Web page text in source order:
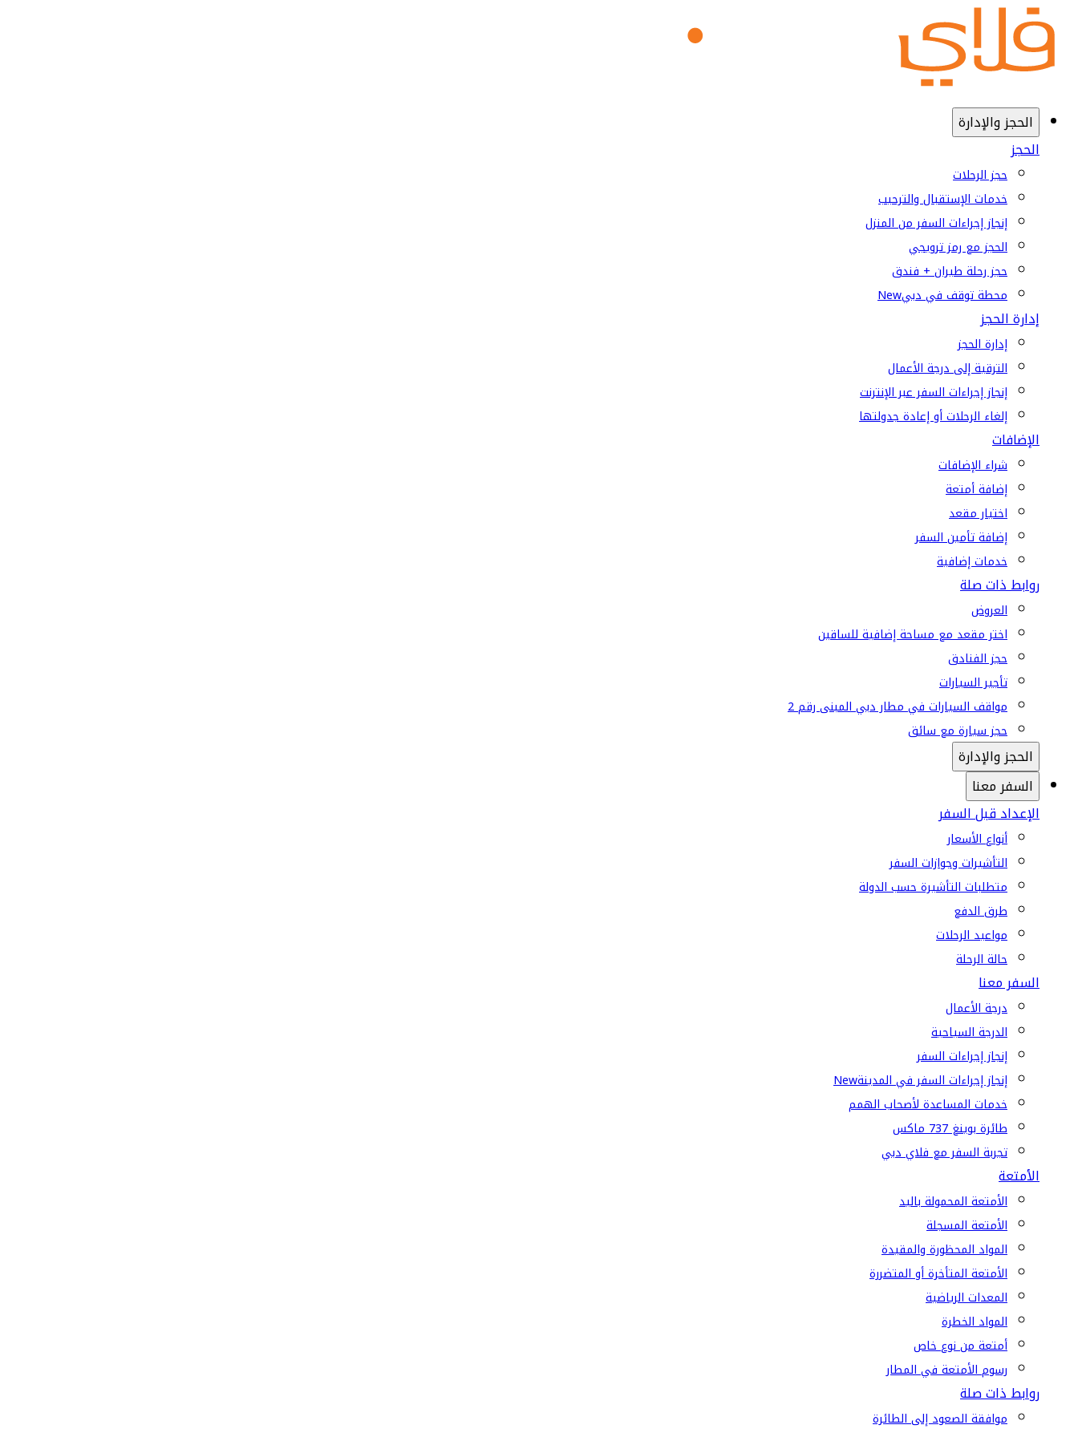
الحجز والإدارة
الحجز
حجز الرحلات
خدمات الإستقبال والترحيب
إنجاز إجراءات السفر من المنزل
الحجز مع رمز ترويجي
حجز رحلة طيران + فندق
محطة توقف في دبيNew
إدارة الحجز
إدارة الحجز
الترقية إلى درجة الأعمال
إنجاز إجراءات السفر عبر الإنترنت
إلغاء الرحلات أو إعادة جدولتها
الإضافات
شراء الإضافات
إضافة أمتعة
اختيار مقعد
إضافة تأمين السفر
خدمات إضافية
روابط ذات صلة
العروض
اختر مقعد مع مساحة إضافية للساقين
حجز الفنادق
تأجير السيارات
مواقف السيارات في مطار دبي المبنى رقم 2
حجز سيارة مع سائق
الحجز والإدارة
السفر معنا
الإعداد قبل السفر
أنواع الأسعار
التأشيرات وجوازات السفر
متطلبات التأشيرة حسب الدولة
طرق الدفع
مواعيد الرحلات
حالة الرحلة
السفر معنا
درجة الأعمال
الدرجة السياحية
إنجاز إجراءات السفر
إنجاز إجراءات السفر في المدينةNew
خدمات المساعدة لأصحاب الهمم
طائرة بوينغ 737 ماكس
تجربة السفر مع فلاي دبي
الأمتعة
الأمتعة المحمولة باليد
الأمتعة المسجلة
المواد المحظورة والمقيدة
الأمتعة المتأخرة أو المتضررة
المعدات الرياضية
المواد الخطرة
أمتعة من نوع خاص
رسوم الأمتعة في المطار
روابط ذات صلة
موافقة الصعود إلى الطائرة